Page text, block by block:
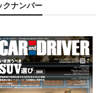
クナンバー